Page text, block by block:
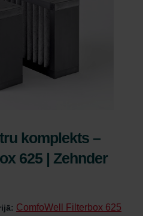
komplekts –
625 | Zehnder
ComfoWell Filterbox 625